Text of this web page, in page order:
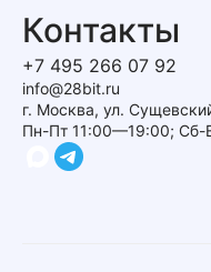
Контакты
+7 495 266 07 92
info@28bit.ru
г. Москва, ул.
Пн-Пт 11:00—19:00; Сб-